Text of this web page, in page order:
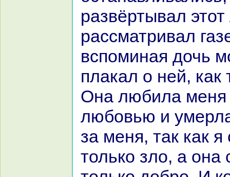
paзвёртывал этот
paссматривал
вспоминaя дочь
плакал о ней,
Онa любила меня
любовью и
за меня, так как
толькo зло, а